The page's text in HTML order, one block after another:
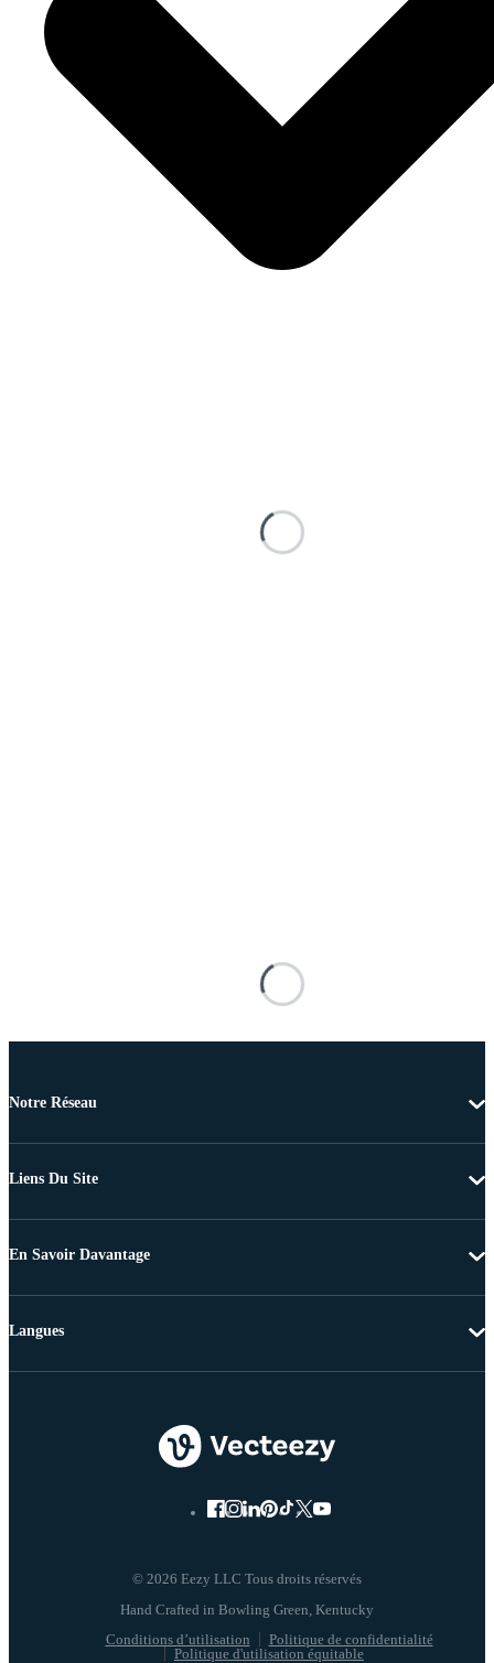
Notre Réseau
Liens Du Site
En Savoir Davantage
© 2026 Eezy LLC Tous droits réservés
Conditions d’utilisation
Politique de confidentialité
Politique d'utilisation équitable
Langues